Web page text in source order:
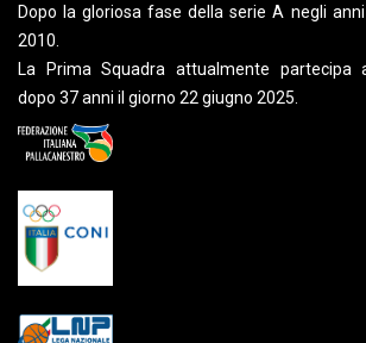
Dopo la gloriosa fase della serie A negli anni
2010.
La Prima Squadra attualmente partecipa
dopo 37 anni il giorno 22 giugno 2025.